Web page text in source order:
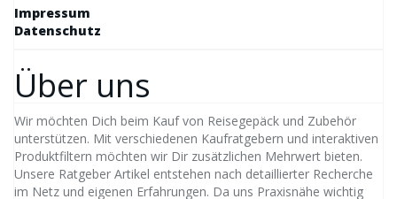
Impressum
Datenschutz
Über uns
Wir möchten Dich beim Kauf von Reisegepäck und Zubehör
unterstützen. Mit verschiedenen Kaufratgebern und interaktiven
Produktfiltern möchten wir Dir zusätzlichen Mehrwert bieten.
Unsere Ratgeber Artikel entstehen nach detaillierter Recherche
im Netz und eigenen Erfahrungen. Da uns Praxisnähe wichtig